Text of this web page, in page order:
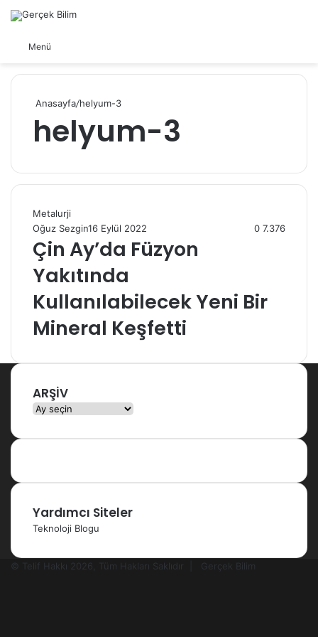
Menü
Anasayfa/helyum-3
helyum-3
Metalurji
Oğuz Sezgin16 Eylül 2022 0 7.376
Çin Ay’da Füzyon
Yakıtında
Kullanılabilecek Yeni Bir
Mineral Keşfetti
ARŞİV
ARŞİV
Yardımcı Siteler
Teknoloji Blogu
© Telif Hakkı 2026, Tüm Hakları Saklıdır | Gerçek Bilim